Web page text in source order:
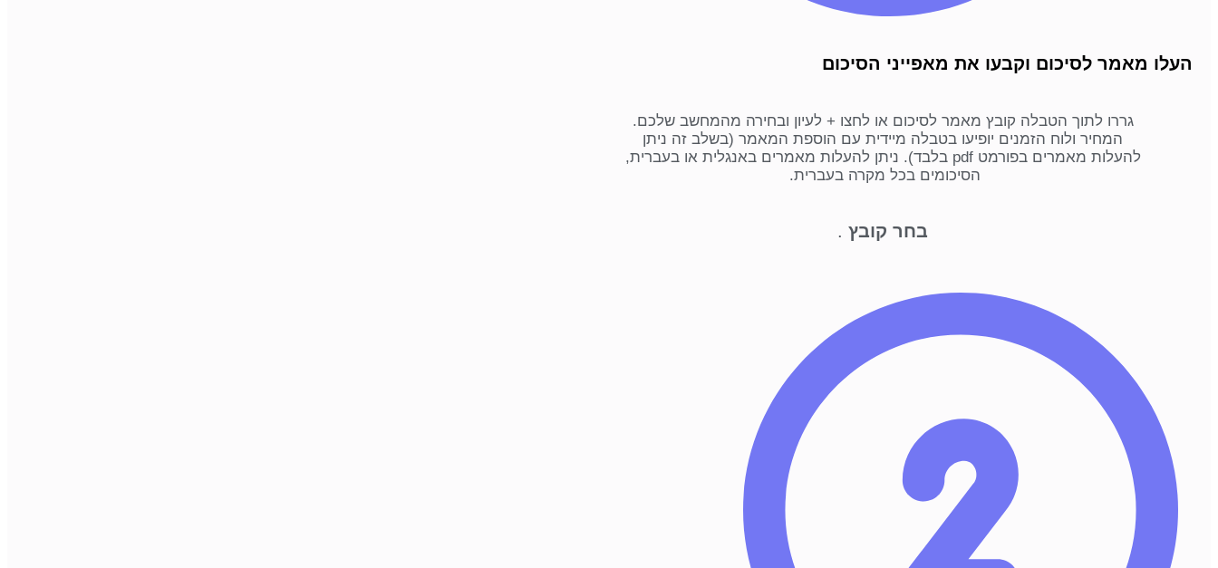
העלו מאמר לסיכום וקבעו את מאפייני הסיכום
גררו לתוך הטבלה קובץ מאמר לסיכום או לחצו + לעיון ובחירה מהמחשב שלכם.
המחיר ולוח הזמנים יופיעו בטבלה מיידית עם הוספת המאמר (בשלב זה ניתן
להעלות מאמרים בפורמט pdf בלבד). ניתן להעלות מאמרים באנגלית או בעברית,
הסיכומים בכל מקרה בעברית.
בחר קובץ .